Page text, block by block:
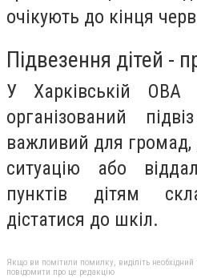
очікують до кінця
Підвезення дітей -
У Харківській ОВА
організований
важливий для громад,
ситуацію або
пунктів дітям
дістатися до шкіл.
Якщо ви помітили помилку, виділіть необхідний
повідомити про це редакцію